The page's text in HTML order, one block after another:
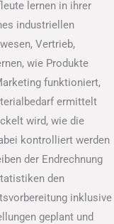
lernen in ihrer
industriellen
Vertrieb,
wie Produkte
funktioniert,
ermittelt
wird, wie die
kontrolliert werden
der Endrechnung
den
inklusive
geplant und